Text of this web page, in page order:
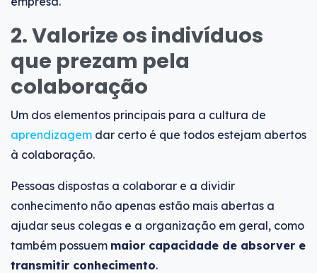
2. Valorize os indivíduos
que prezam pela
colaboração
Um dos elementos principais para a cultura de
aprendizagem dar certo é que todos estejam abertos
à colaboração.
Pessoas dispostas a colaborar e a dividir
conhecimento não apenas estão mais abertas a
ajudar seus colegas e a organização em geral, como
também possuem maior capacidade de absorver e
transmitir conhecimento.